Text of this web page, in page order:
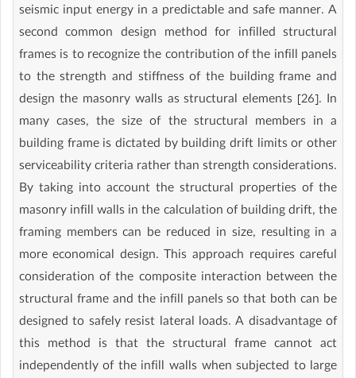
seismic input energy in a predictable and safe manner. A
second common design method for infilled structural
frames is to recognize the contribution of the infill panels
to the strength and stiffness of the building frame and
design the masonry walls as structural elements [26]. In
many cases, the size of the structural members in a
building frame is dictated by building drift limits or other
serviceability criteria rather than strength considerations.
By taking into account the structural properties of the
masonry infill walls in the calculation of building drift, the
framing members can be reduced in size, resulting in a
more economical design. This approach requires careful
consideration of the composite interaction between the
structural frame and the infill panels so that both can be
designed to safely resist lateral loads. A disadvantage of
this method is that the structural frame cannot act
independently of the infill walls when subjected to large